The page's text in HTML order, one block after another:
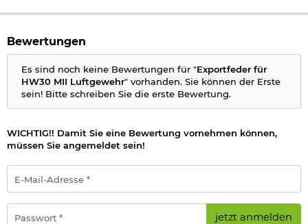
Bewertungen
Es sind noch keine Bewertungen für "Exportfeder für
HW30 MII Luftgewehr" vorhanden. Sie können der Erste
sein! Bitte schreiben Sie die erste Bewertung.
WICHTIG!! Damit Sie eine Bewertung vornehmen können,
müssen Sie angemeldet sein!
Mail-
Adresse
*
jetzt anmelden